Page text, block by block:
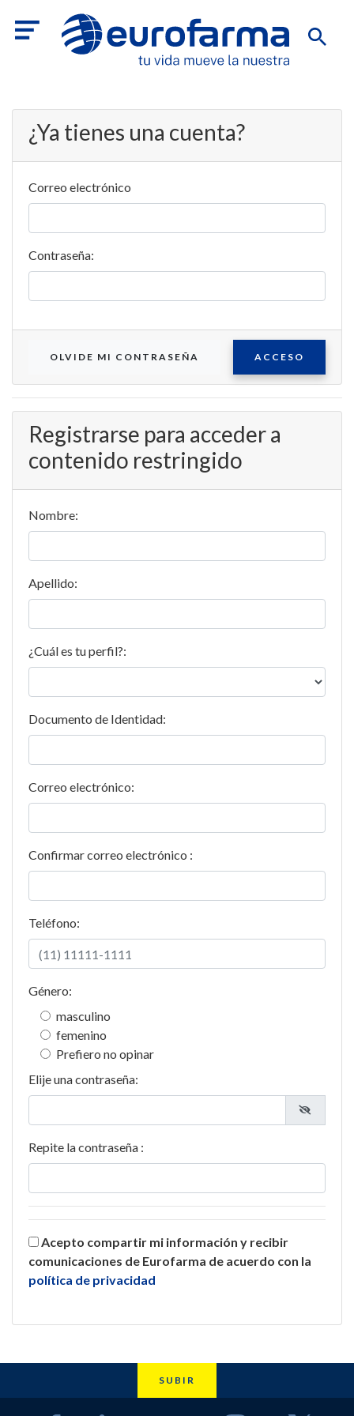
¿Ya tienes una cuenta?
Correo electrónico
Contraseña:
OLVIDE MI CONTRASEÑA ACCESO
Registrarse para acceder a
contenido restringido
Nombre:
Apellido:
¿Cuál es tu perfil?:
Documento de Identidad:
Correo electrónico:
Confirmar correo electrónico :
Teléfono:
Género:
masculino
femenino
Prefiero no opinar
Elije una contraseña:
Repite la contraseña :
Acepto compartir mi información y recibir
comunicaciones de Eurofarma de acuerdo con la
política de privacidad
SUBIR